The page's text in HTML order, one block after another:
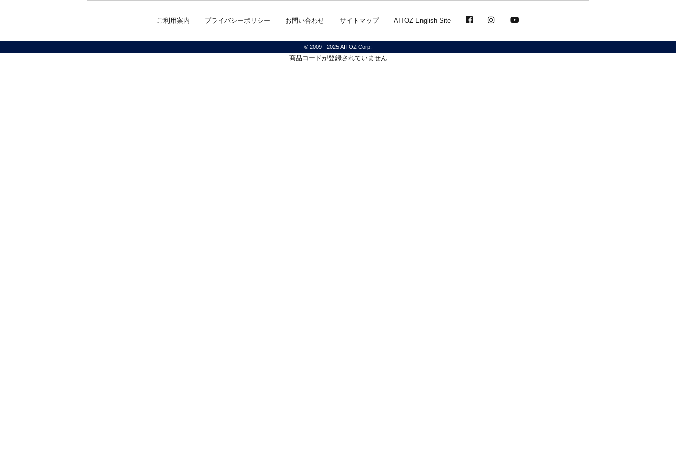
ご利用案内 プライバシーポリシー お問い合わせ サイトマップ AITOZ English Site
© 2009 - 2025 AITOZ Corp.
商品コードが登録されていません